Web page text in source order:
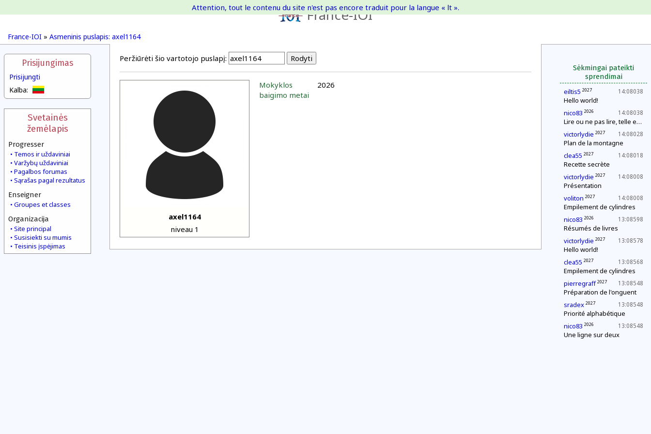
France-IOI
France-IOI » Asmeninis puslapis: axel1164
Attention, tout le contenu du site n'est pas encore traduit pour la langue « lt ».
Prisijungimas
Prisijungti
Kalba:
Svetainės
žemėlapis
Progresser
Temos ir uždaviniai
Varžybų uždaviniai
Pagalbos forumas
Sąrašas pagal rezultatus
Enseigner
Groupes et classes
Organizacija
Site principal
Susisiekti su mumis
Teisinis įspėjimas
Sėkmingai pateikti
sprendimai
14:08038
eiltis5 2027
Hello world!
14:08038
nico83 2026
Lire ou ne pas lire, telle est la question
14:08028
victorlydie 2027
Plan de la montagne
14:08018
clea55 2027
Recette secrète
14:08008
victorlydie 2027
Présentation
14:08008
voliton 2027
Empilement de cylindres
13:08598
nico83 2026
Résumés de livres
13:08578
victorlydie 2027
Hello world!
13:08568
clea55 2027
Empilement de cylindres
13:08548
pierregraff 2027
Préparation de l'onguent
13:08548
sradex 2027
Priorité alphabétique
13:08548
nico83 2026
Une ligne sur deux
Peržiūrėti šio vartotojo puslapį:
axel1164
niveau 1
Mokyklos
baigimo metai
2026